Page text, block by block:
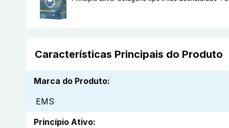
Características Principais do Produto
Marca do Produto:
EMS
Princípio Ativo: